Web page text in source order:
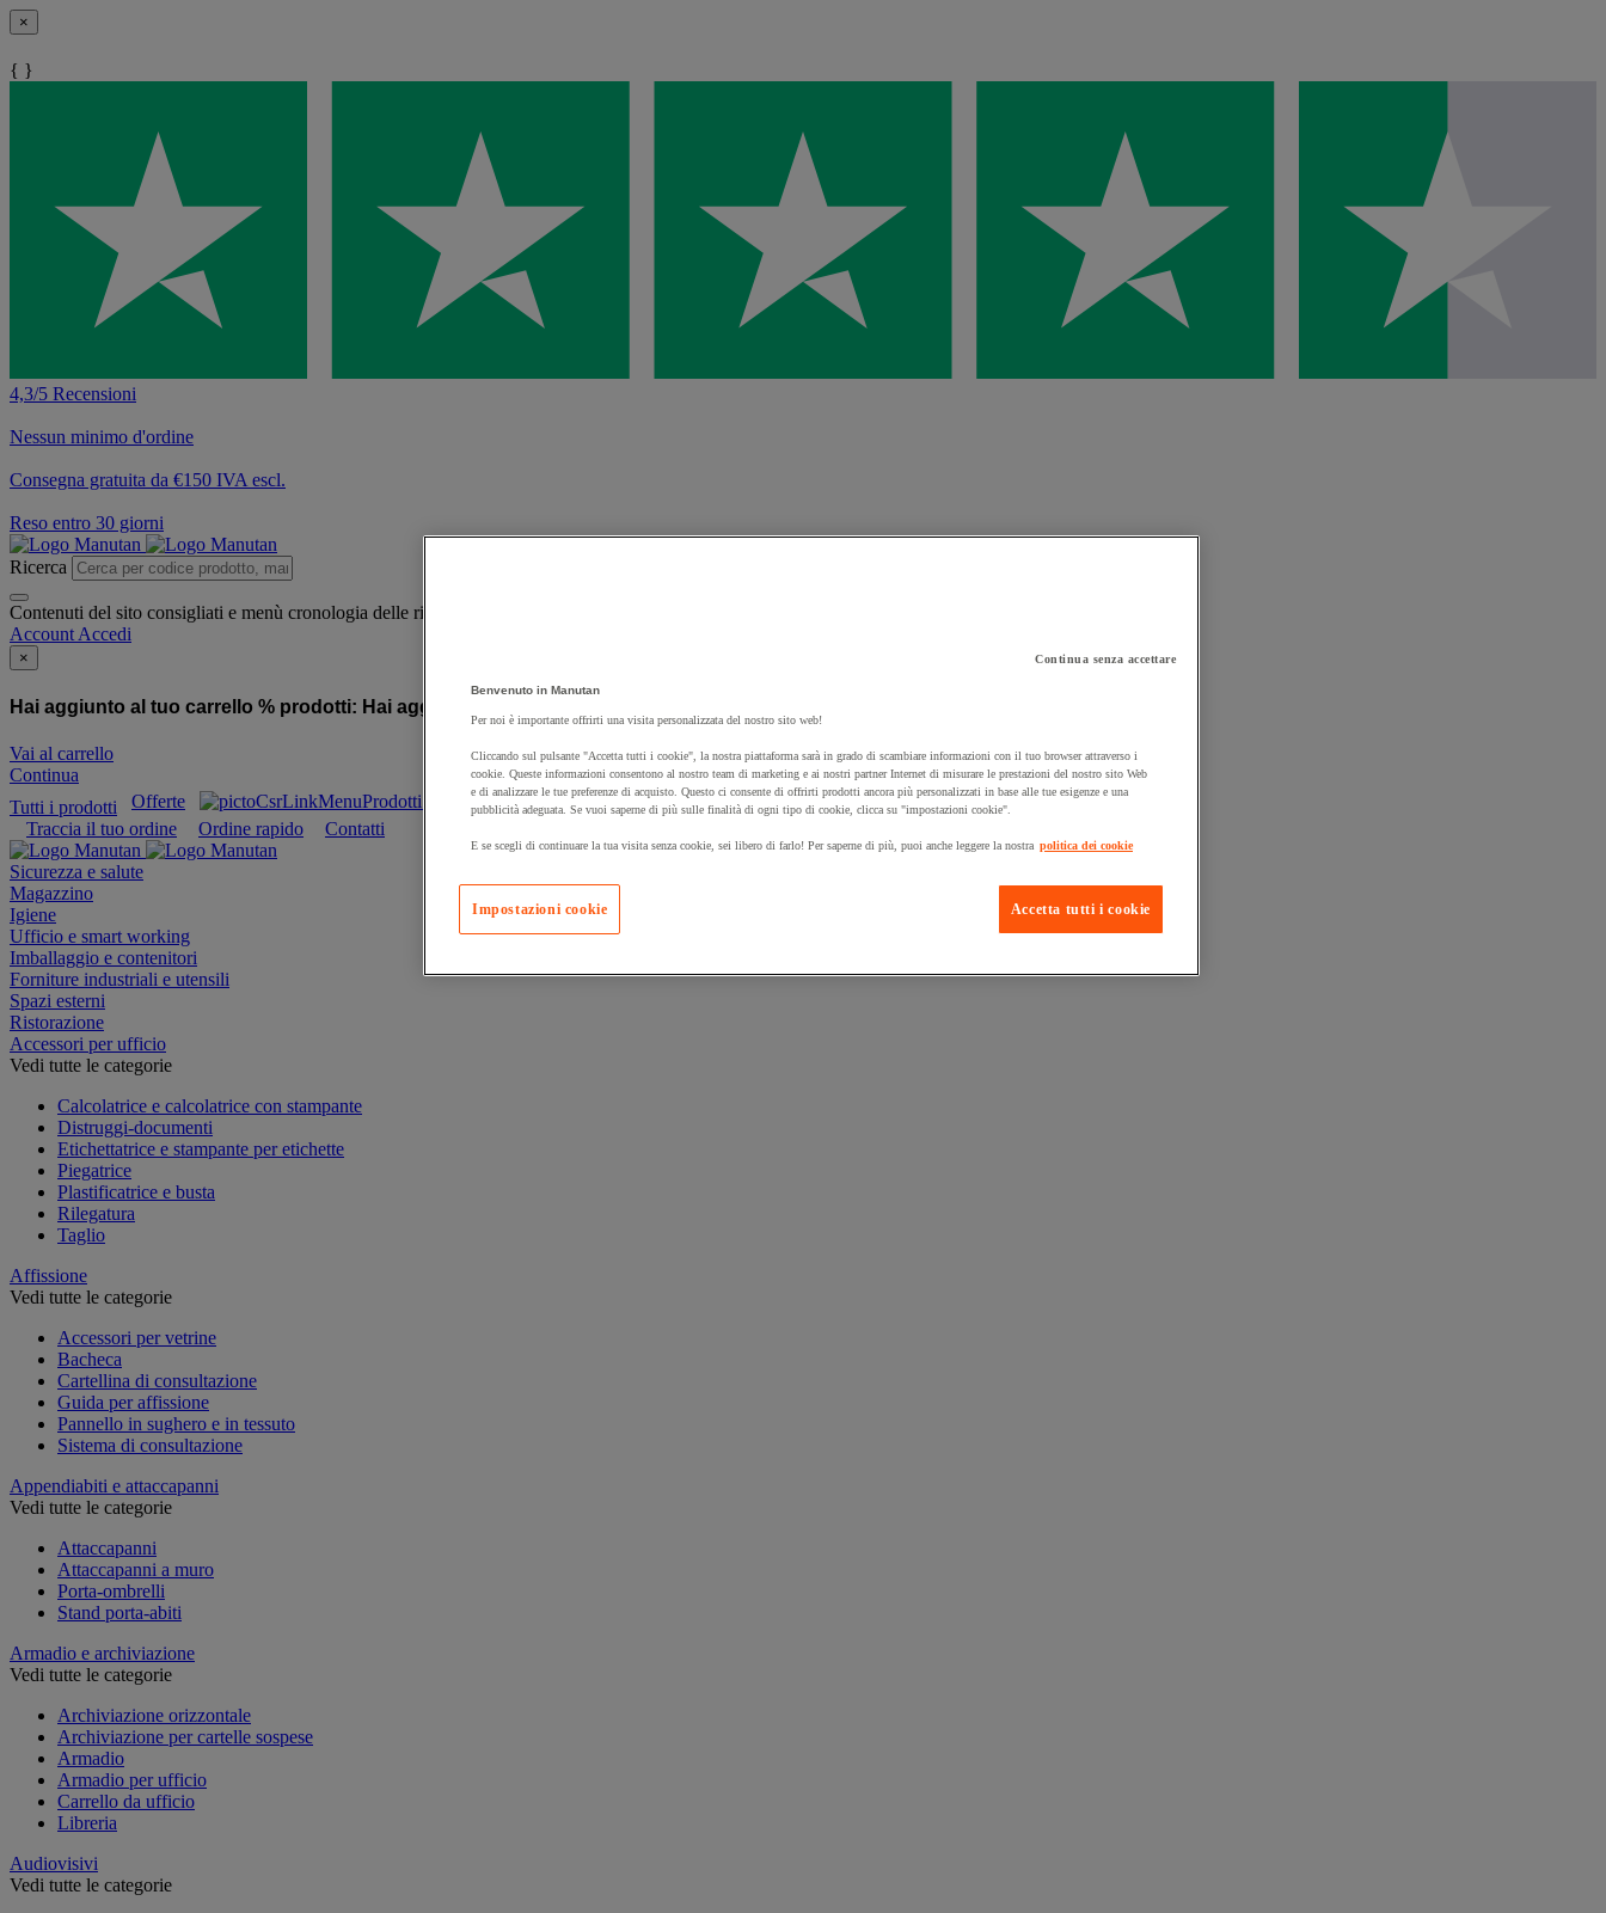
×
{ }
4,3/5 Recensioni
Nessun minimo d'ordine
Consegna gratuita da €150 IVA escl.
Reso entro 30 giorni
Ricerca
Contenuti del sito consigliati e menù cronologia delle ricerche
Account Accedi
×
Hai aggiunto al tuo carrello % prodotti: Hai aggiunto al tuo carrello un prodotto:
Vai al carrello
Continua
Tutti i prodotti
Offerte Prodotti sostenibili Manutan Expert
Prodotti in pronta consegna
Traccia il tuo ordine
Ordine rapido Contatti
Sicurezza e salute
Magazzino
Igiene
Ufficio e smart working
Imballaggio e contenitori
Forniture industriali e utensili
Spazi esterni
Ristorazione
Accessori per ufficio
Vedi tutte le categorie
Calcolatrice e calcolatrice con stampante
Distruggi-documenti
Etichettatrice e stampante per etichette
Piegatrice
Plastificatrice e busta
Rilegatura
Taglio
Affissione
Vedi tutte le categorie
Accessori per vetrine
Bacheca
Cartellina di consultazione
Guida per affissione
Pannello in sughero e in tessuto
Sistema di consultazione
Appendiabiti e attaccapanni
Vedi tutte le categorie
Attaccapanni
Attaccapanni a muro
Porta-ombrelli
Stand porta-abiti
Armadio e archiviazione
Vedi tutte le categorie
Archiviazione orizzontale
Archiviazione per cartelle sospese
Armadio
Armadio per ufficio
Carrello da ufficio
Libreria
Audiovisivi
Vedi tutte le categorie
Continua senza accettare
Benvenuto in Manutan
Per noi è importante offrirti una visita personalizzata del nostro sito web!
Cliccando sul pulsante "Accetta tutti i cookie", la nostra piattaforma sarà in grado di scambiare informazioni con il tuo browser attraverso i
cookie. Queste informazioni consentono al nostro team di marketing e ai nostri partner Internet di misurare le prestazioni del nostro sito Web
e di analizzare le tue preferenze di acquisto. Questo ci consente di offrirti prodotti ancora più personalizzati in base alle tue esigenze e una
pubblicità adeguata. Se vuoi saperne di più sulle finalità di ogni tipo di cookie, clicca su "impostazioni cookie".
E se scegli di continuare la tua visita senza cookie, sei libero di farlo! Per saperne di più, puoi anche leggere la nostra politica dei cookie
Accetta tutti i cookie
Impostazioni cookie